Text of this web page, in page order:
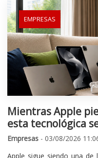
EMPRESAS
Mientras Apple
esta tecnológica
Empresas - 03/08/2026
Apple sigue siendo una de